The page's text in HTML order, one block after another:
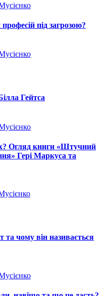
під загрозою?
Гейтса
Огляд книги «Штучний
Гері Маркуса та
чому він називається